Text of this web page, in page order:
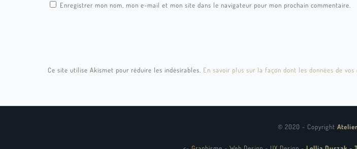
Enregistrer mon nom, mon e-mail et mon site dans le navigateur pour mon prochain commentaire.
Ce site utilise Akismet pour réduire les indésirables. En savoir plus sur la façon dont les données de
© 2020 - Copyright